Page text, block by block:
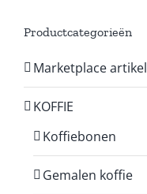
Productcategorieën
Marketplace artikel
KOFFIE
Koffiebonen
Gemalen koffie